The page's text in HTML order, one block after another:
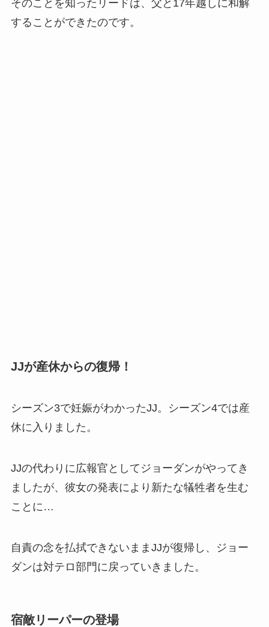
そのことを知ったリードは、父と17年越しに和解
することができたのです。
JJが産休からの復帰！
シーズン3で妊娠がわかったJJ。シーズン4では産
休に入りました。
JJの代わりに広報官としてジョーダンがやってき
ましたが、彼女の発表により新たな犠牲者を生む
ことに…
自責の念を払拭できないままJJが復帰し、ジョー
ダンは対テロ部門に戻っていきました。
宿敵リーパーの登場